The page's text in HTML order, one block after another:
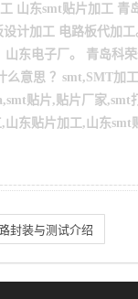
山东smt贴片加工
设计加工 电路板代加
东电子厂。
青岛科
么意思 ？smt,SMT加
贴片,贴片厂家
山东贴片加工,山东smt
封装与测试介绍